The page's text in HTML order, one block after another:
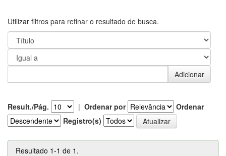
Utilizar filtros para refinar o resultado de busca.
Result./Pág. | Ordenar por
Ordenar
Registro(s)
Resultado 1-1 de 1.